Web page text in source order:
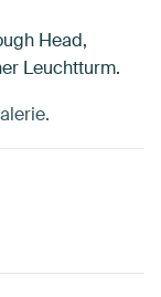
Head,
Leuchtturm.